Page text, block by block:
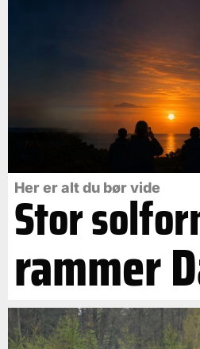
Her er alt du bør vide
Stor
rammer